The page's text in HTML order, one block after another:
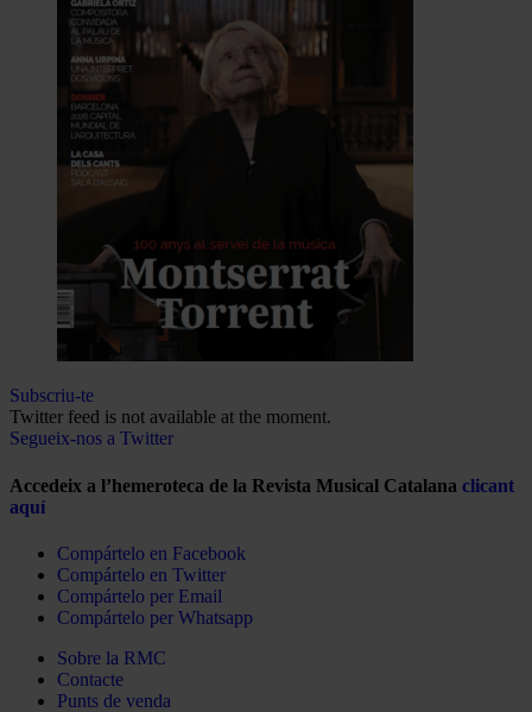
Subscriu-te
Twitter feed is not available at the moment.
Segueix-nos a Twitter
Accedeix a l’hemeroteca de la Revista Musical Catalana clicant
aquí
Compártelo en Facebook
Compártelo en Twitter
Compártelo per Email
Compártelo per Whatsapp
Sobre la RMC
Contacte
Punts de venda